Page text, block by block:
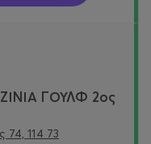
ΓΟΥΛΦ 2ος
114 73